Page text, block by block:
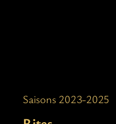
Saisons 2023-2025